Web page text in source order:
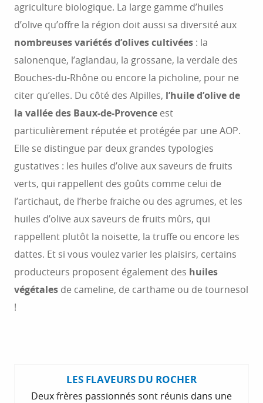
agriculture biologique. La large gamme d’huiles
d’olive qu’offre la région doit aussi sa diversité aux
nombreuses variétés d’olives cultivées : la
salonenque, l’aglandau, la grossane, la verdale des
Bouches-du-Rhône ou encore la picholine, pour ne
citer qu’elles. Du côté des Alpilles, l’huile d’olive de
la vallée des Baux-de-Provence est
particulièrement réputée et protégée par une AOP.
Elle se distingue par deux grandes typologies
gustatives : les huiles d’olive aux saveurs de fruits
verts, qui rappellent des goûts comme celui de
l’artichaut, de l’herbe fraiche ou des agrumes, et les
huiles d’olive aux saveurs de fruits mûrs, qui
rappellent plutôt la noisette, la truffe ou encore les
dattes. Et si vous voulez varier les plaisirs, certains
producteurs proposent également des huiles
végétales de cameline, de carthame ou de tournesol
!
LES FLAVEURS DU ROCHER
Deux frères passionnés sont réunis dans une